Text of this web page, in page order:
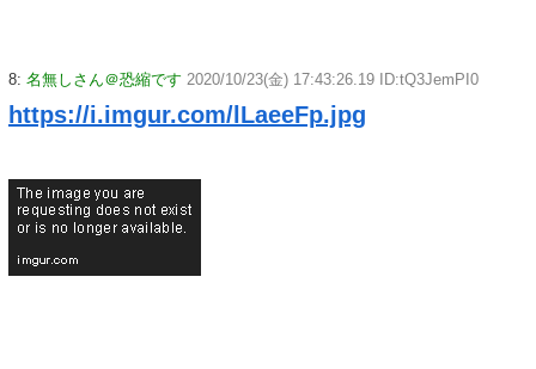
8: 名無しさん＠恐縮です 2020/10/23(金) 17:43:26.19 ID:tQ3JemPI0
https://i.imgur.com/lLaeeFp.jpg